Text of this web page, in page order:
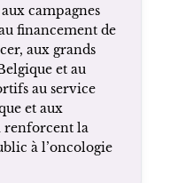
campagnes
financement de
aux grands
et au
au service
et aux
renforcent la
à l’oncologie